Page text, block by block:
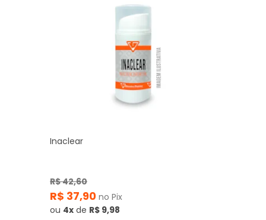
Inaclear
R$ 42,60
R$ 37,90 no Pix
ou 4x de R$ 9,98